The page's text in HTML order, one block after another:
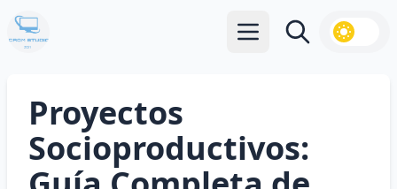
Abrir menú principal
Buscar
Proyectos
Socioproductivos: